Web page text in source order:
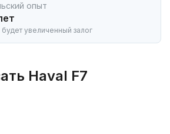
опыт
будет увеличенный залог
Haval F7